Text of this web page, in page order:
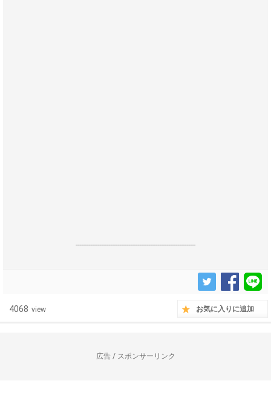
------------------------------------------------------------------
4068 view お気に入りに追加
広告 / スポンサーリンク